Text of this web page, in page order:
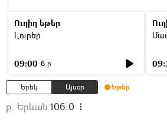
Ուղիղ եթեր
Լուրեր
09:00 6 ր
Երեկ Այսօր Եթեր
ք. Երևան 106.0